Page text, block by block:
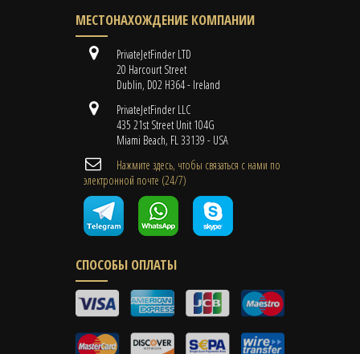
МЕСТОНАХОЖДЕНИЕ КОМПАНИИ
PrivateJetFinder LTD
20 Harcourt Street
Dublin, D02 H364 - Ireland
PrivateJetFinder LLC
435 21st Street Unit 104G
Miami Beach, FL 33139 - USA
Нажмите здесь, чтобы связаться с нами по
электронной почте (24/7)
СПОСОБЫ ОПЛАТЫ